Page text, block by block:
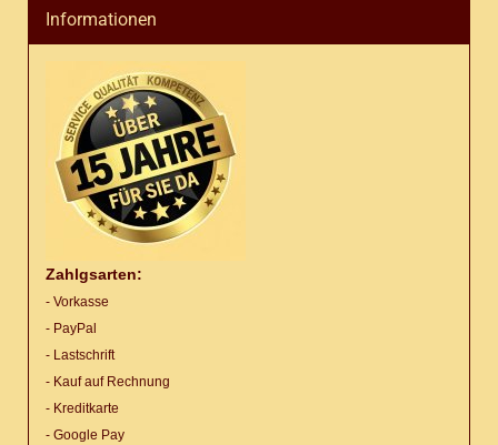
Informationen
Zahlgsarten:
- Vorkasse
- PayPal
- Lastschrift
- Kauf auf Rechnung
- Kreditkarte
- Google Pay